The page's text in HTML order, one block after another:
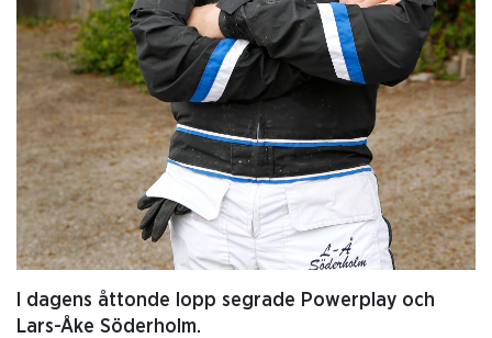
I dagens åttonde lopp segrade Powerplay och
Lars-Åke Söderholm.